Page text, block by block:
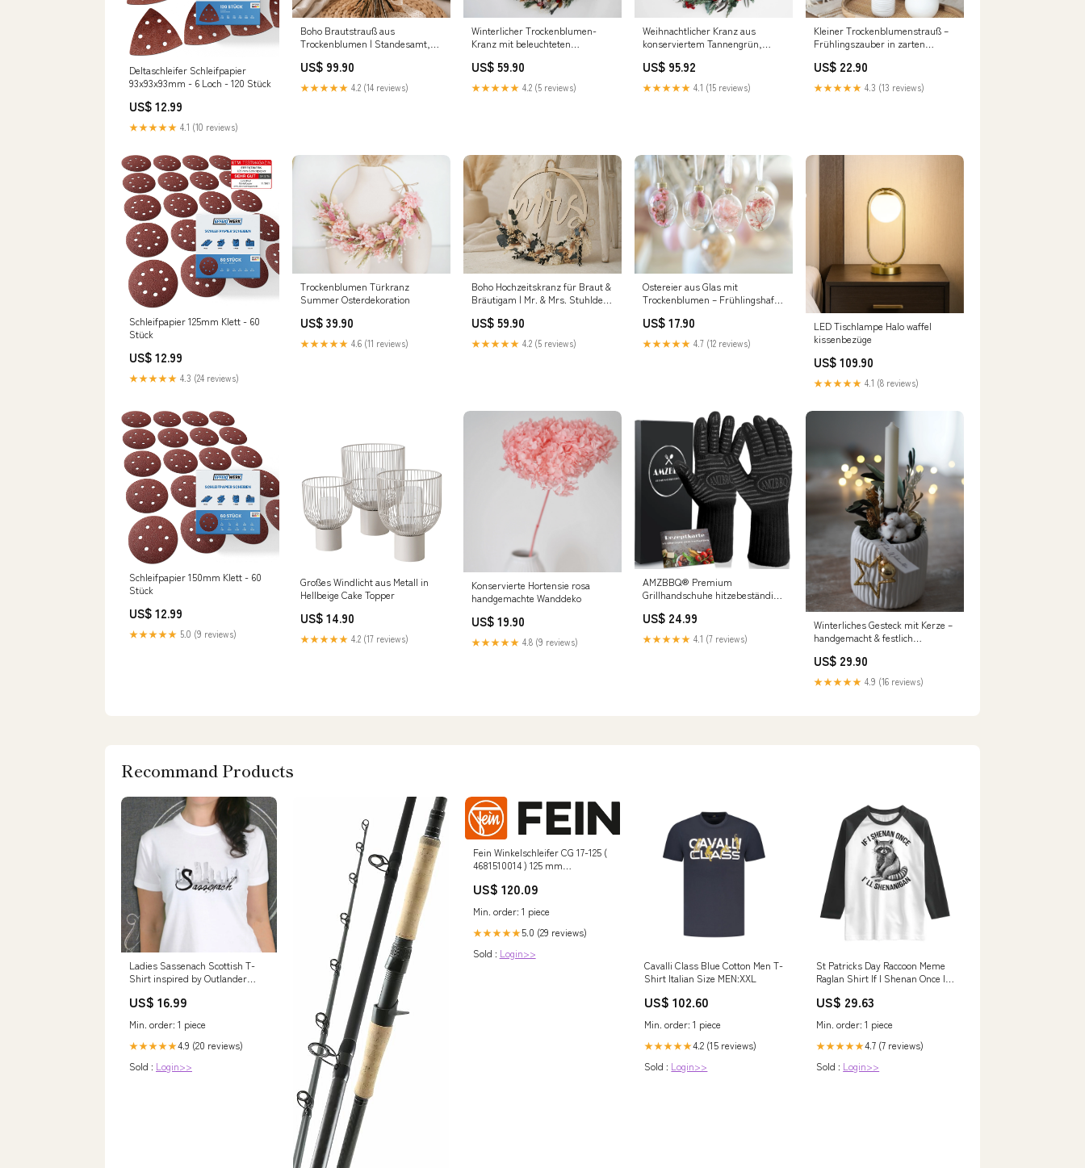
Deltaschleifer Schleifpapier
93x93x93mm - 6 Loch - 120 Stück
US$ 12.99
★★★★★ 4.1 (10 reviews)
Boho Brautstrauß aus
Trockenblumen | Standesamt,
Brautstrauß
US$ 99.90
★★★★★ 4.2 (14 reviews)
Winterlicher Trockenblumen-
Kranz mit beleuchteten
US$ 59.90
★★★★★ 4.2 (5 reviews)
Weihnachtlicher Kranz aus
konserviertem Tannengrün,
Größe:ca. 35 cm
US$ 95.92
★★★★★ 4.1 (15 reviews)
Kleiner Trockenblumenstrauß –
Frühlingszauber in zarten
US$ 22.90
★★★★★ 4.3 (13 reviews)
Schleifpapier 125mm Klett - 60
Stück
US$ 12.99
★★★★★ 4.3 (24 reviews)
Trockenblumen Türkranz
Summer Osterdekoration
US$ 39.90
★★★★★ 4.6 (11 reviews)
Boho Hochzeitskranz für Braut &
Bräutigam | Mr. & Mrs. Stuhldeko
Schleierkraut
US$ 59.90
★★★★★ 4.2 (5 reviews)
Ostereier aus Glas mit
Trockenblumen – Frühlingshafte
US$ 17.90
★★★★★ 4.7 (12 reviews)
LED Tischlampe Halo waffel
kissenbezüge
US$ 109.90
★★★★★ 4.1 (8 reviews)
Schleifpapier 150mm Klett - 60
Stück
US$ 12.99
★★★★★ 5.0 (9 reviews)
Großes Windlicht aus Metall in
Hellbeige Cake Topper
US$ 14.90
★★★★★ 4.2 (17 reviews)
Konservierte Hortensie rosa
handgemachte Wanddeko
US$ 19.90
★★★★★ 4.8 (9 reviews)
AMZBBQ® Premium
Grillhandschuhe hitzebeständig
US$ 24.99
★★★★★ 4.1 (7 reviews)
Winterliches Gesteck mit Kerze –
handgemacht & festlich
US$ 29.90
★★★★★ 4.9 (16 reviews)
Recommand Products
Ladies Sassenach Scottish T-
Shirt inspired by Outlander
US$ 16.99
Min. order: 1 piece
★★★★★4.9 (20 reviews)
Sold : Login>>
Fein Winkelschleifer CG 17-125 (
4681510014 ) 125 mm
Systems
US$ 120.09
Min. order: 1 piece
★★★★★5.0 (29 reviews)
Sold : Login>>
Cavalli Class Blue Cotton Men T-
Shirt Italian Size MEN:XXL
US$ 102.60
Min. order: 1 piece
★★★★★4.2 (15 reviews)
Sold : Login>>
St Patricks Day Raccoon Meme
Raglan Shirt If I Shenan Once I'll
19122403
US$ 29.63
Min. order: 1 piece
★★★★★4.7 (7 reviews)
Sold : Login>>